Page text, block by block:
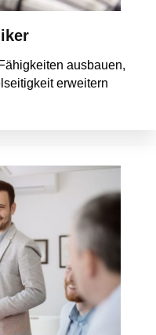
ausbauen,
erweitern